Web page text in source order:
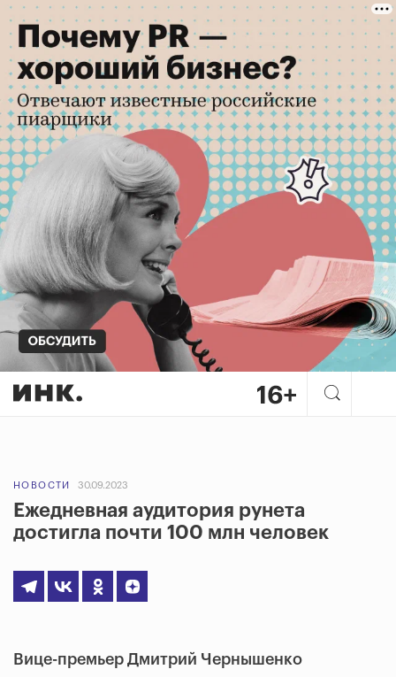
НОВОСТИ 30.09.2023
Ежедневная аудитория рунета
достигла почти 100 млн человек
Вице-премьер Дмитрий Чернышенко